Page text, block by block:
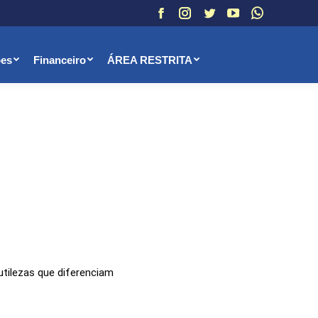
FacebookInstagram
TwitterYouTubeWhatsapp
Financeiro ÁREA RESTRITA
que diferenciam